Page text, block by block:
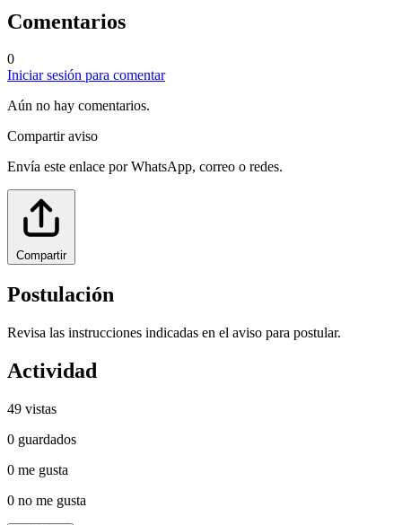
Comentarios
0
Iniciar sesión para comentar
Aún no hay comentarios.
Compartir aviso
Envía este enlace por WhatsApp, correo o redes.
Compartir
Postulación
Revisa las instrucciones indicadas en el aviso para postular.
Actividad
49 vistas
0 guardados
0 me gusta
0 no me gusta